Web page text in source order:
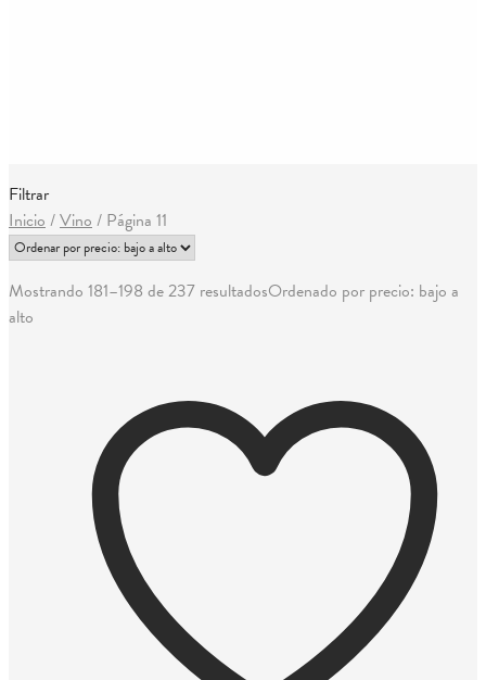
Filtrar
Inicio /Vino / Página 11
Mostrando 181–198 de 237 resultadosOrdenado por precio: bajo a
alto